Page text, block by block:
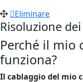
Eliminare
Risoluzione
Perché il mio
funziona?
Il cablaggio del mio